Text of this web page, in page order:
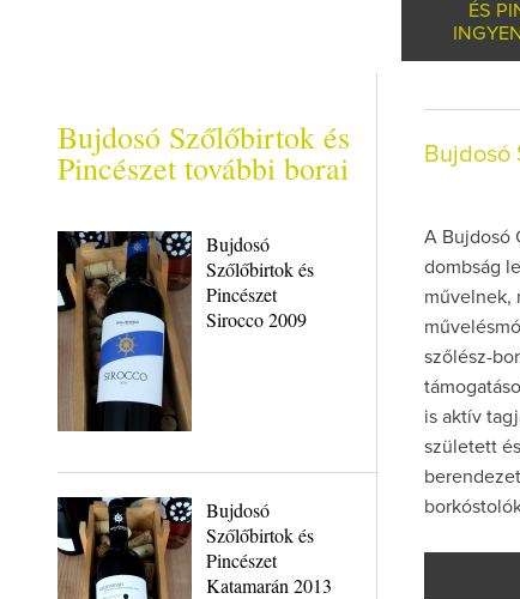
ÉS
Bujdosó Szőlőbirtok és
Pincészet további borai
Bujdosó
Szőlőbirtok és
Pincészet
Sirocco 2009
Bujdosó
Szőlőbirtok és
Pincészet
Katamarán 2013
Bujdosó
A Bujdosó
dombság
művelnek,
szőlész-
is aktív
született